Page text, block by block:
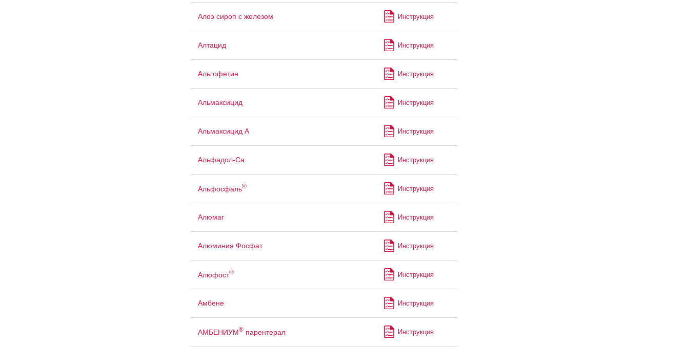
Алоэ сироп с железом Инструкция
Алтацид Инструкция
Альгофетин Инструкция
Альмаксицид Инструкция
Альмаксицид А Инструкция
Альфадол-Са Инструкция
Альфосфаль® Инструкция
Алюмаг Инструкция
Алюминия Фосфат Инструкция
Алюфост® Инструкция
Амбене Инструкция
АМБЕНИУМ®парентерал Инструкция